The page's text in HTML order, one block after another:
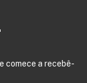
comece a recebê-